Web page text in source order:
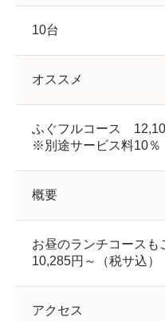
10台
オススメ
ふぐフルコース
※別途サービス料10％
概要
お昼のランチコースも
10,285円～（税サ込）
アクセス